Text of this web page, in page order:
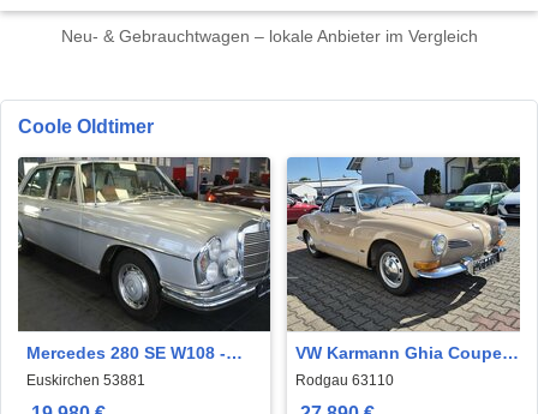
Neu- & Gebrauchtwagen – lokale Anbieter im Vergleich
Coole Oldtimer
Mercedes 280 SE W108 -
OLDTIMER
Euskirchen 53881
VW Karmann Ghia Coupe
schönes restauriertes
Coupe
Rodgau 63110